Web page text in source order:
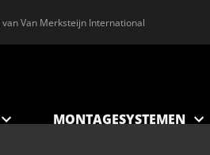
Van Merksteijn International
MONTAGESYSTEMEN